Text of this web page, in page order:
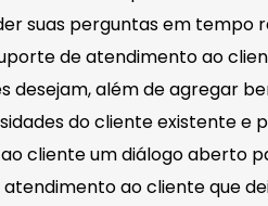
suas perguntas em tempo
de atendimento ao
além de agregar
do cliente existente e
cliente um diálogo aberto
ao cliente que